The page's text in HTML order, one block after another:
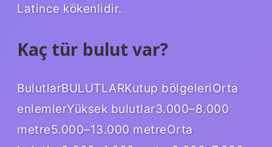
Latince kökenlidir.
Kaç tür bulut var?
BulutlarBULUTLARKutup bölgeleriOrta
enlemlerYüksek bulutlar3.000–8.000
metre5.000–13.000 metreOrta